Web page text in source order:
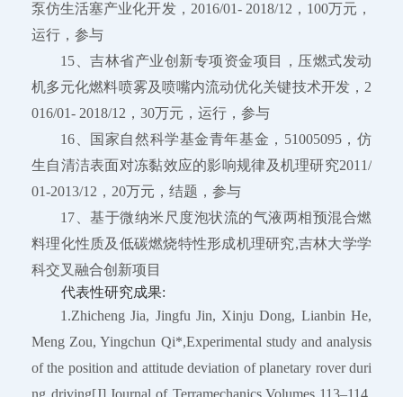
泵仿生活塞产业化开发，2016/01- 2018/12，100万元，
运行，参与
15、吉林省产业创新专项资金项目，压燃式发动
机多元化燃料喷雾及喷嘴内流动优化关键技术开发，2
016/01- 2018/12，30万元，运行，参与
16、国家自然科学基金青年基金，51005095，仿
生自清洁表面对冻黏效应的影响规律及机理研究2011/
01-2013/12，20万元，结题，参与
17、基于微纳米尺度泡状流的气液两相预混合燃
料理化性质及低碳燃烧特性形成机理研究,吉林大学学
科交叉融合创新项目
代表性研究成果:
1.Zhicheng Jia, Jingfu Jin, Xinju Dong, Lianbin He,
Meng Zou, Yingchun Qi*,Experimental study and analysis
of the position and attitude deviation of planetary rover duri
ng driving[J].Journal of Terramechanics,Volumes 113–114,